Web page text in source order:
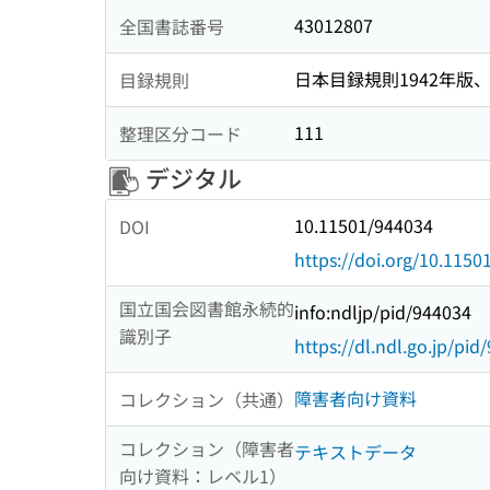
全国書誌番号 43012807
目録規則 日本目録規則1942年版
整理区分コード 111
デジタル
DOI
10.11501/944034
https://doi.org/
国立国会図書館永続的
識別子
info:ndljp/pid/944034
https://dl.ndl.go.jp/pid/
コレクション（共通） 障害者向け資料
コレクション（障害者
向け資料：レベル1）
テキストデータ